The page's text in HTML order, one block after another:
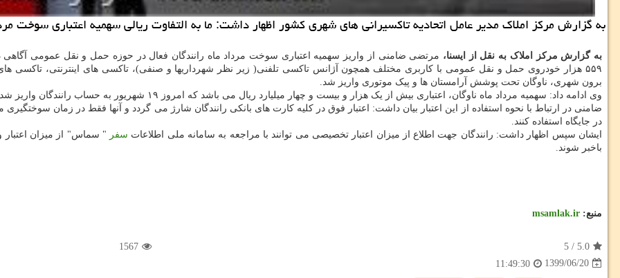
به گزارش مركز املاك مدیر عامل اتحادیه تاكسیرانی های شهری كشور اظهار داشت: ما به التفاوت ریالی سهمیه اعتباری سوخت مرداد ماه 559 هزار خودروی حمل و نقل عمومی،
به گزارش مرکز املاک به نقل از ایسنا، مرتضی ضامنی از واریز سهمیه اعتباری سوخت مرداد ماه رانندگان فعال در حوزه حمل و نقل عمومی آگاهی
برون شهری، ناوگان تحت پوشش آرامستان ها و پیک موتوری واریز شد.
وی ادامه داد: سهمیه مرداد ماه ناوگان، اعتباری بیش از یک هزار و بیست و چهار میلیارد ریال می باشد که امروز ۱۹ شهریور به حساب رانندگان واریز شده است.
ضامنی در ارتباط با نحوه استفاده از این اعتبار بیان داشت: اعتبار فوق در کلیه کارت های بانکی رانندگان شارژ می گردد و آنها فقط در زمان
در جایگاه استفاده کنند.
ایشان سپس اظهار داشت: رانندگان جهت اطلاع از میزان اعتبار تخصیصی می توانند با مراجعه به سامانه ملی اطلاعات سفر " سماس" از میزان اعتبار
باخبر شوند.
منبع: msamlak.ir
5.0
/
5
1567
1399/06/20
11:49:30